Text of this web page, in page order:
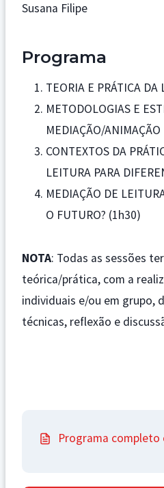
Susana Filipe
Programa
TEORIA E PRÁTICA DA
METODOLOGIAS E
MEDIAÇÃO/
CONTEXTOS DA
LEITURA PARA
MEDIAÇÃO DE
O FUTURO? (1h30)
NOTA: Todas as sessões
teórica/prática, com a
individuais e/ou em grupo,
técnicas, reflexão e
Programa completo